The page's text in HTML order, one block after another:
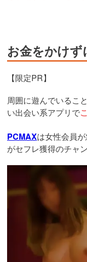
お金をかけず
【限定PR】
周囲に遊んでいるこ
い出会い系アプリで
PCMAXは女性会員
がセフレ獲得のチャ
https://pcmax.jp/lp/?
ad_id=rm327007